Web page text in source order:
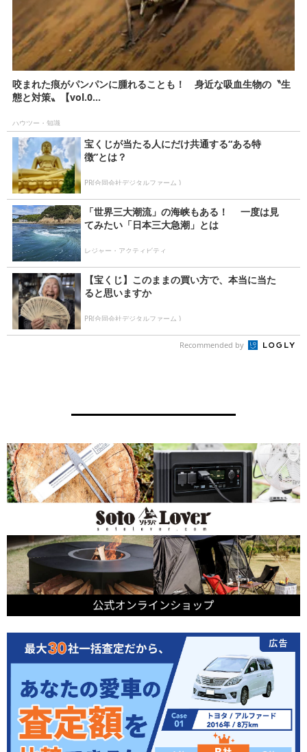
咬まれた痕がパンパンに腫れることも！ 身近な吸血生物の〝生
態と対策〟【vol.0...
ハウツー・知識
宝くじが当たる人にだけ共通する“ある特
徴”とは？
PR(合同会社デジタルファーム )
「世界三大潮流」の海峡もある！ 一度は見
てみたい「日本三大急潮」とは
レジャー・アクティビティ
【宝くじ】このままの買い方で、本当に当た
ると思いますか
PR(合同会社デジタルファーム )
Recommended by